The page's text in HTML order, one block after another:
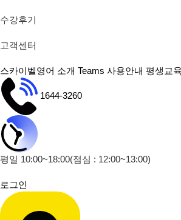
수강후기
고객센터
스카이벨영어 소개 Teams 사용안내 평생교
1644-3260
평일 10:00~18:00(점심 : 12:00~13:00)
로그인